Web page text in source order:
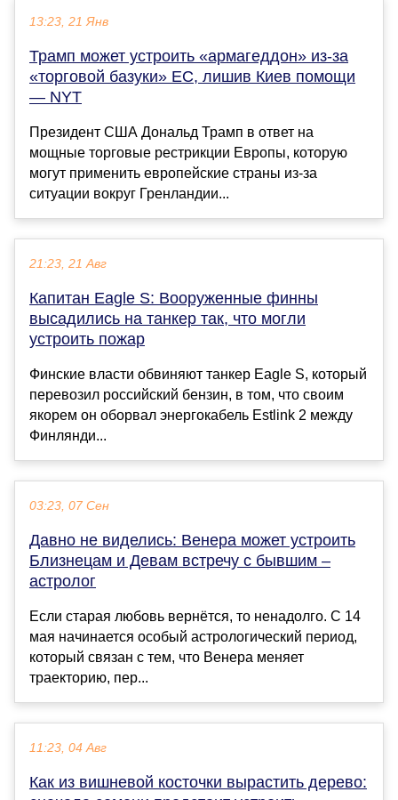
13:23, 21 Янв
Трамп может устроить «армагеддон» из-за
«торговой базуки» ЕС, лишив Киев помощи
— NYT
Президент США Дональд Трамп в ответ на
мощные торговые рестрикции Европы, которую
могут применить европейские страны из-за
ситуации вокруг Гренландии...
21:23, 21 Авг
Капитан Eagle S: Вооруженные финны
высадились на танкер так, что могли
устроить пожар
Финские власти обвиняют танкер Eagle S, который
перевозил российский бензин, в том, что своим
якорем он оборвал энергокабель Estlink 2 между
Финлянди...
03:23, 07 Сен
Давно не виделись: Венера может устроить
Близнецам и Девам встречу с бывшим –
астролог
Если старая любовь вернётся, то ненадолго. С 14
мая начинается особый астрологический период,
который связан с тем, что Венера меняет
траекторию, пер...
11:23, 04 Авг
Как из вишневой косточки вырастить дерево: